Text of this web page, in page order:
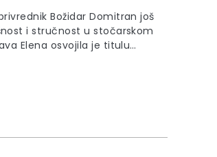
Božidar Domitran još
i stručnost u stočarskom
Elena osvojila je titulu
međunarodnom